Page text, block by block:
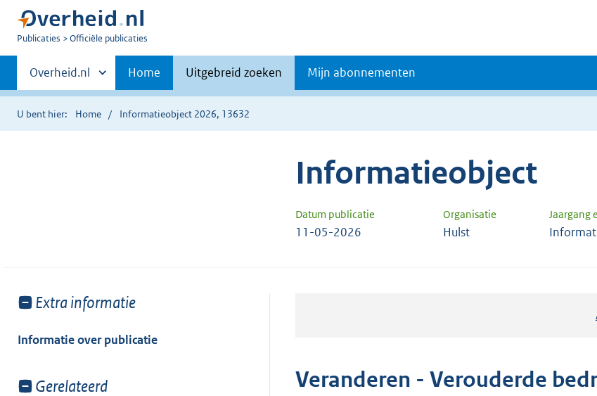
U
Publicaties Officiële publicaties
Primaire
navigatie
Andere
sites
binnen
Overheid.nl Home Uitgebreid zoeken Mijn abonnementen
U bent hier: Home Informatieobject 2026, 13632
Informatieobject
Datum publicatie Organisatie Jaargang
11-05-2026 Hulst
Toon
van:
Extra informatie
Informatie over publicatie
Toon
Gerelateerd Veranderen - Verouderde